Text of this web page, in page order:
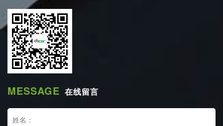
MESSAGE 在线留言